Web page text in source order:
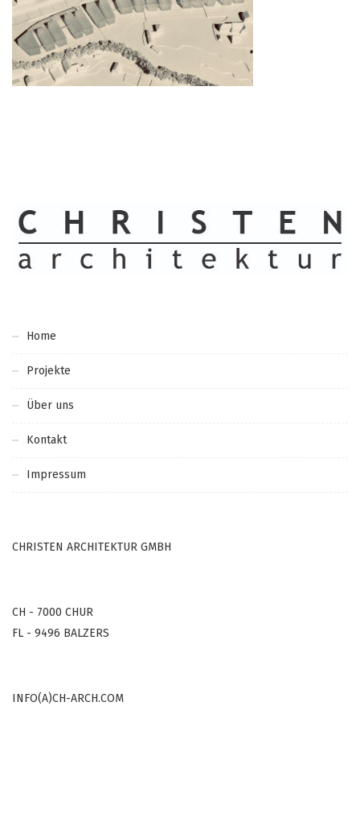
Home
Projekte
Über uns
Kontakt
Impressum
CHRISTEN ARCHITEKTUR GMBH
CH - 7000 CHUR
FL - 9496 BALZERS
INFO(A)CH-ARCH.COM